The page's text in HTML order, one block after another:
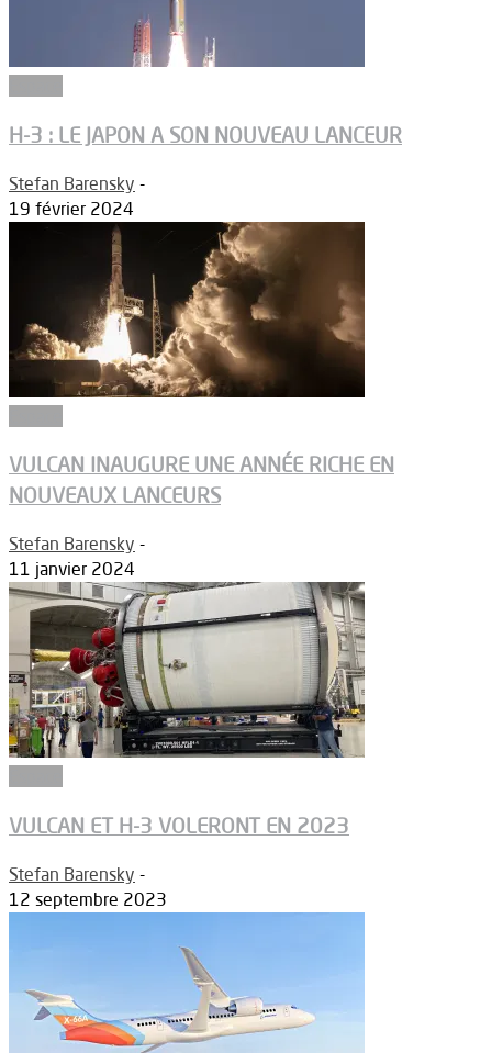
H-3 : LE JAPON A SON NOUVEAU LANCEUR
Stefan Barensky -
19 février 2024
VULCAN INAUGURE UNE ANNÉE RICHE EN
NOUVEAUX LANCEURS
Stefan Barensky -
11 janvier 2024
VULCAN ET H-3 VOLERONT EN 2023
Stefan Barensky -
12 septembre 2023